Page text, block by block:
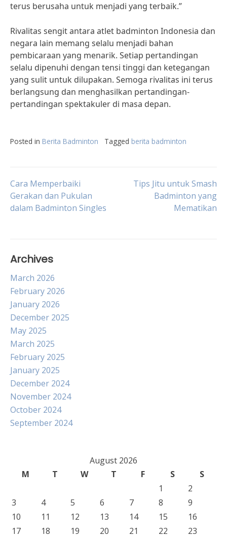
terus berusaha untuk menjadi yang terbaik.”
Rivalitas sengit antara atlet badminton Indonesia dan
negara lain memang selalu menjadi bahan
pembicaraan yang menarik. Setiap pertandingan
selalu dipenuhi dengan tensi tinggi dan ketegangan
yang sulit untuk dilupakan. Semoga rivalitas ini terus
berlangsung dan menghasilkan pertandingan-
pertandingan spektakuler di masa depan.
Posted in Berita Badminton Tagged berita badminton
Post
navigation
Cara Memperbaiki
Gerakan dan Pukulan
dalam Badminton Singles
Tips Jitu untuk Smash
Badminton yang
Mematikan
Archives
March 2026
February 2026
January 2026
December 2025
May 2025
March 2025
February 2025
January 2025
December 2024
November 2024
October 2024
September 2024
August 2026
M
T W T F S
S
1
2
3
4 5 6 7 8
9
10
11 12 13 14 15
16
17
18 19 20 21 22
23